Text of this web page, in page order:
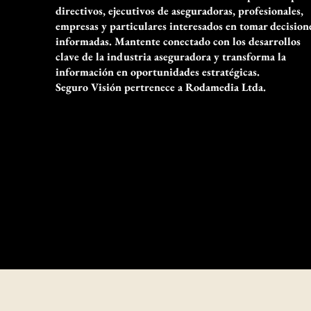
directivos, ejecutivos de aseguradoras, profesionales,
empresas y particulares interesados en tomar
informadas. Mantente conectado con los desarrollos
clave de la industria aseguradora y transforma la
información en oportunidades estratégicas.
Seguro Visión pertrenece a Rodamedia Ltda.